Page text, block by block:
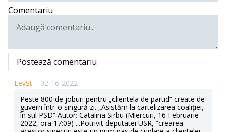
Comentariu
Postează comentariu
LevSt. - 02-16-2022
Peste 800 de joburi pentru „clientela de partid” create de
guvern într-o singură zi. „Asistăm la cartelizarea coaliţiei,
în stil PSD” Autor: Catalina Sirbu (Miercuri, 16 Februarie
2022, ora 17:09) ...Potrivit deputatei USR, ”crearea